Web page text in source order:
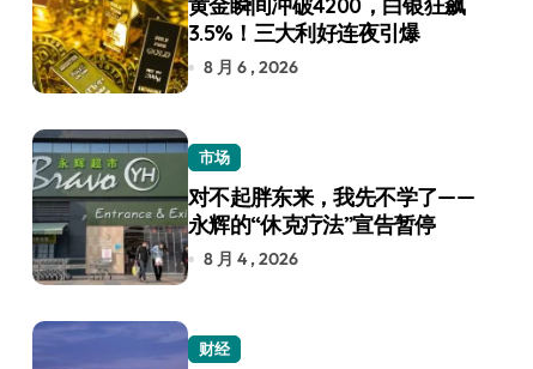
3.5%！三大利好连夜引爆
8 月 6 , 2026
市场
对不起胖东来，我先不学了——
永辉的“休克疗法”宣告暂停
8 月 4 , 2026
财经